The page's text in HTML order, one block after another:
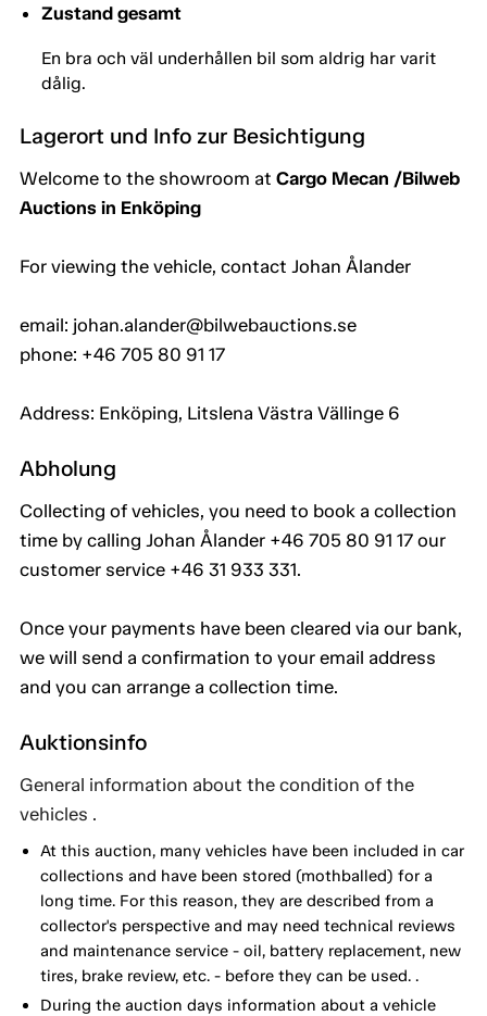
Zustand gesamt
En bra och väl underhållen bil som aldrig har varit
dålig.
Lagerort und Info zur Besichtigung
Welcome to the showroom at Cargo Mecan /Bilweb
Auctions in Enköping
For viewing the vehicle, contact Johan Ålander
email: johan.alander@bilwebauctions.se
phone: +46 705 80 91 17
Address: Enköping, Litslena Västra Vällinge 6
Abholung
Collecting of vehicles, you need to book a collection
time by calling Johan Ålander +46 705 80 91 17 our
customer service +46 31 933 331.
Once your payments have been cleared via our bank,
we will send a confirmation to your email address
and you can arrange a collection time.
Auktionsinfo
General information about the condition of the
vehicles .
At this auction, many vehicles have been included in car
collections and have been stored (mothballed) for a
long time. For this reason, they are described from a
collector's perspective and may need technical reviews
and maintenance service - oil, battery replacement, new
tires, brake review, etc. - before they can be used. .
During the auction days information about a vehicle